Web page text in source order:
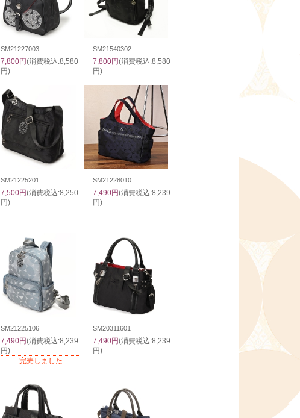
SM21227003
7,800円(消費税込:8,580
円)
SM21540302
7,800円(消費税込:8,580
円)
SM21225201
7,500円(消費税込:8,250
円)
SM21228010
7,490円(消費税込:8,239
円)
SM21225106
7,490円(消費税込:8,239
円)
完売しました
SM20311601
7,490円(消費税込:8,239
円)